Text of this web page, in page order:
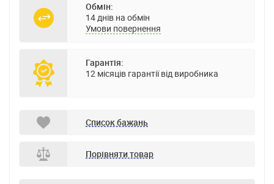
Обмін:
14 днів на обмін
Умови повернення
Гарантія:
12 місяців гарантії від виробника
Список бажань
Порівняти товар